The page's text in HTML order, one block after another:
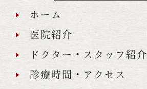
ホーム
医院紹介
ドクター・スタッフ紹介
診療時間・アクセス